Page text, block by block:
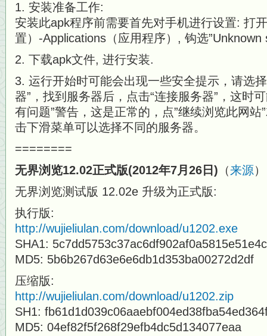
1. 安装准备工作:
安装此apk程序前需要首先对手机进行设置: 打
置）-Applications（应用程序）, 钩选”Unknown
2. 下载apk文件, 进行安装.
3. 运行开始时可能会出现一些安全提示，请选
器”，找到服务器后，点击“连接服务器”，这时
有问题”警告，这是正常的，点”继续浏览此网
击下滑菜单可以选择不同的服务器。
========
无界浏览12.02正式版(2012年7月26日) （来源）
无界浏览测试版 12.02e 升级为正式版:
执行版:
http://wujieliulan.com/download/u1202.exe
SHA1:
MD5: 5b6b267d63e6e6db1d353ba00272d2df
压缩版:
http://wujieliulan.com/download/u1202.zip
SH1:
MD5: 04ef82f5f268f29efb4dc5d134077eaa